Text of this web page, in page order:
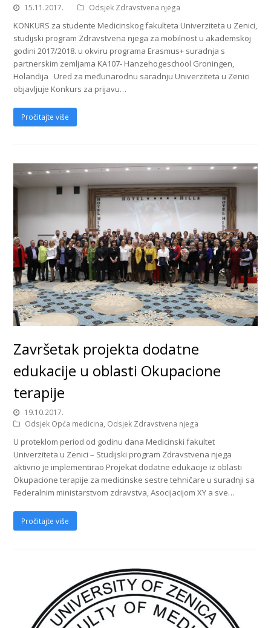
15.11.2017. Odsjek Zdravstvena njega
KONKURS za studente Medicinskog fakulteta Univerziteta u Zenici,
studijski program Zdravstvena njega za mobilnost u akademskoj
godini 2017/2018. u okviru programa Erasmus+ suradnja s
partnerskim zemljama KA107- Hanzehogeschool Groningen,
Holandija Ured za međunarodnu saradnju Univerziteta u Zenici
objavljuje Konkurs za prijavu…
Pročitajte više
Završetak projekta dodatne
edukacije u oblasti Okupacione
terapije
19.10.2017.
Odsjek Opća medicina, Odsjek Zdravstvena njega
U proteklom period od godinu dana Medicinski fakultet
Univerziteta u Zenici – Studijski program Zdravstvena njega
aktivno je implementirao Projekat dodatne edukacije iz oblasti
Okupacione terapije za medicinske sestre tehničare u suradnji sa
Federalnim ministarstvom zdravstva, Asocijacijom XY a sve…
Pročitajte više